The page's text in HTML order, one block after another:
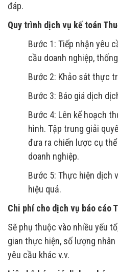
đáp.
Quy trình dịch vụ kế toán
Bước 1: Tiếp nhận yêu
cầu doanh nghiệp,
Bước 2: Khảo sát thực
Bước 3: Báo giá dịch
Bước 4: Lên kế hoạch
hình. Tập trung giải
đưa ra chiến lược cụ
doanh nghiệp.
Bước 5: Thực hiện dịch
hiệu quả.
Chi phí cho dịch vụ báo cáo
Sẽ phụ thuộc vào nhiều yếu
gian thực hiện, số lượng
yêu cầu khác v.v.